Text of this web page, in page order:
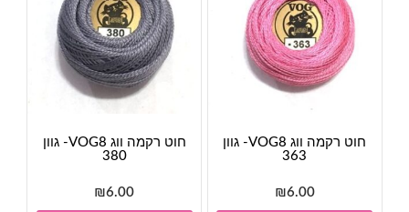
חוט רקמה ווג VOG8- גוון
363
₪6.00
חוט רקמה ווג VOG8- גוון
380
₪6.00